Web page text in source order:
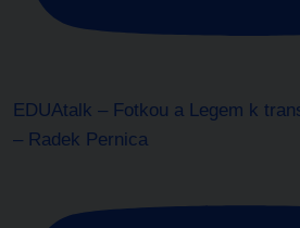
EDUAtalk – Fotkou a Legem k
– Radek Pernica